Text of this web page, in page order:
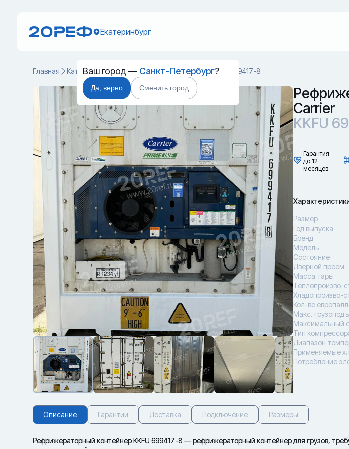
Екатеринбург
Ваш город — Санкт-Петербург?
Да, верно Сменить город
Главная Каталог Рефрижераторные контейнеры KKFU 699417-8
Carrier
KKFU
Гарантия
до 12
месяцев
Размер
Год выпуска
Бренд
Модель
Состояние
Дверной проём
Масса тары
Теплопроизво-
Хладопроизво-
Кол-во
Макс.
Максимальный
Тип
Диапазон
Применяемые
Потребление
Описание Гарантии Доставка Подключение Размеры
Рефрижераторный контейнер KKFU 699417-8 — рефрижераторный контейнер для грузов,